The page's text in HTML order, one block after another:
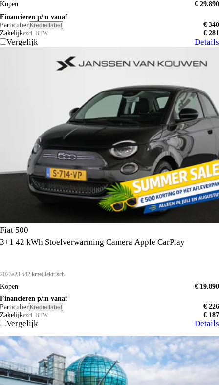
Kopen
€ 29.890
Financieren p/m vanaf
Particulier Krediettabel
€ 340
Zakelijkexcl. BTW € 281
Vergelijk Details
Fiat 500
3+1 42 kWh Stoelverwarming Camera Apple CarPlay
2023 23.542 km Elektrisch
Kopen
€ 19.890
Financieren p/m vanaf
Particulier Krediettabel
€ 226
Zakelijkexcl. BTW € 187
Vergelijk Details